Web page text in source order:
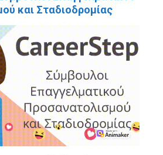
και Σταδιοδρομίας